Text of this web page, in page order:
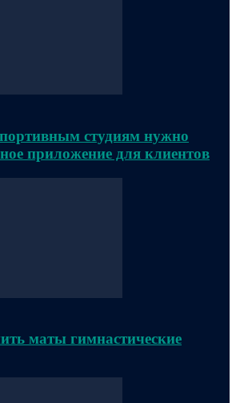
студиям нужно
приложение для клиентов
маты гимнастические